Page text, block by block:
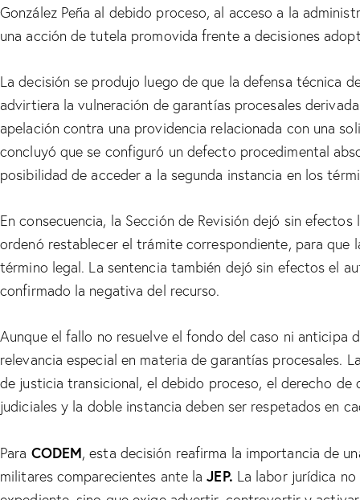
González Peña al debido proceso, al acceso a la
una acción de tutela promovida frente a decisiones
La decisión se produjo luego de que la defensa técnica
advirtiera la vulneración de garantías procesales
apelación contra una providencia relacionada con una
concluyó que se configuró un defecto procedimental
posibilidad de acceder a la segunda instancia en los
En consecuencia, la Sección de Revisión dejó sin
ordenó restablecer el trámite correspondiente, para que
término legal. La sentencia también dejó sin efectos el
confirmado la negativa del recurso.
Aunque el fallo no resuelve el fondo del caso ni anticipa
relevancia especial en materia de garantías procesales.
de justicia transicional, el debido proceso, el derecho
judiciales y la doble instancia deben ser respetados en
Para CODEM, esta decisión reafirma la importancia de
militares comparecientes ante laJEP. La labor jurídica